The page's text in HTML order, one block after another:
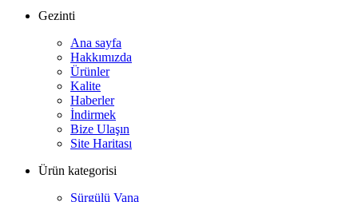
Gezinti
Ana sayfa
Hakkımızda
Ürünler
Kalite
Haberler
İndirmek
Bize Ulaşın
Site Haritası
Ürün kategorisi
Sürgülü Vana